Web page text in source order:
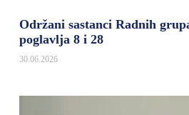
Održani sastanci Radnih
poglavlja 8 i 28
30.06.2026